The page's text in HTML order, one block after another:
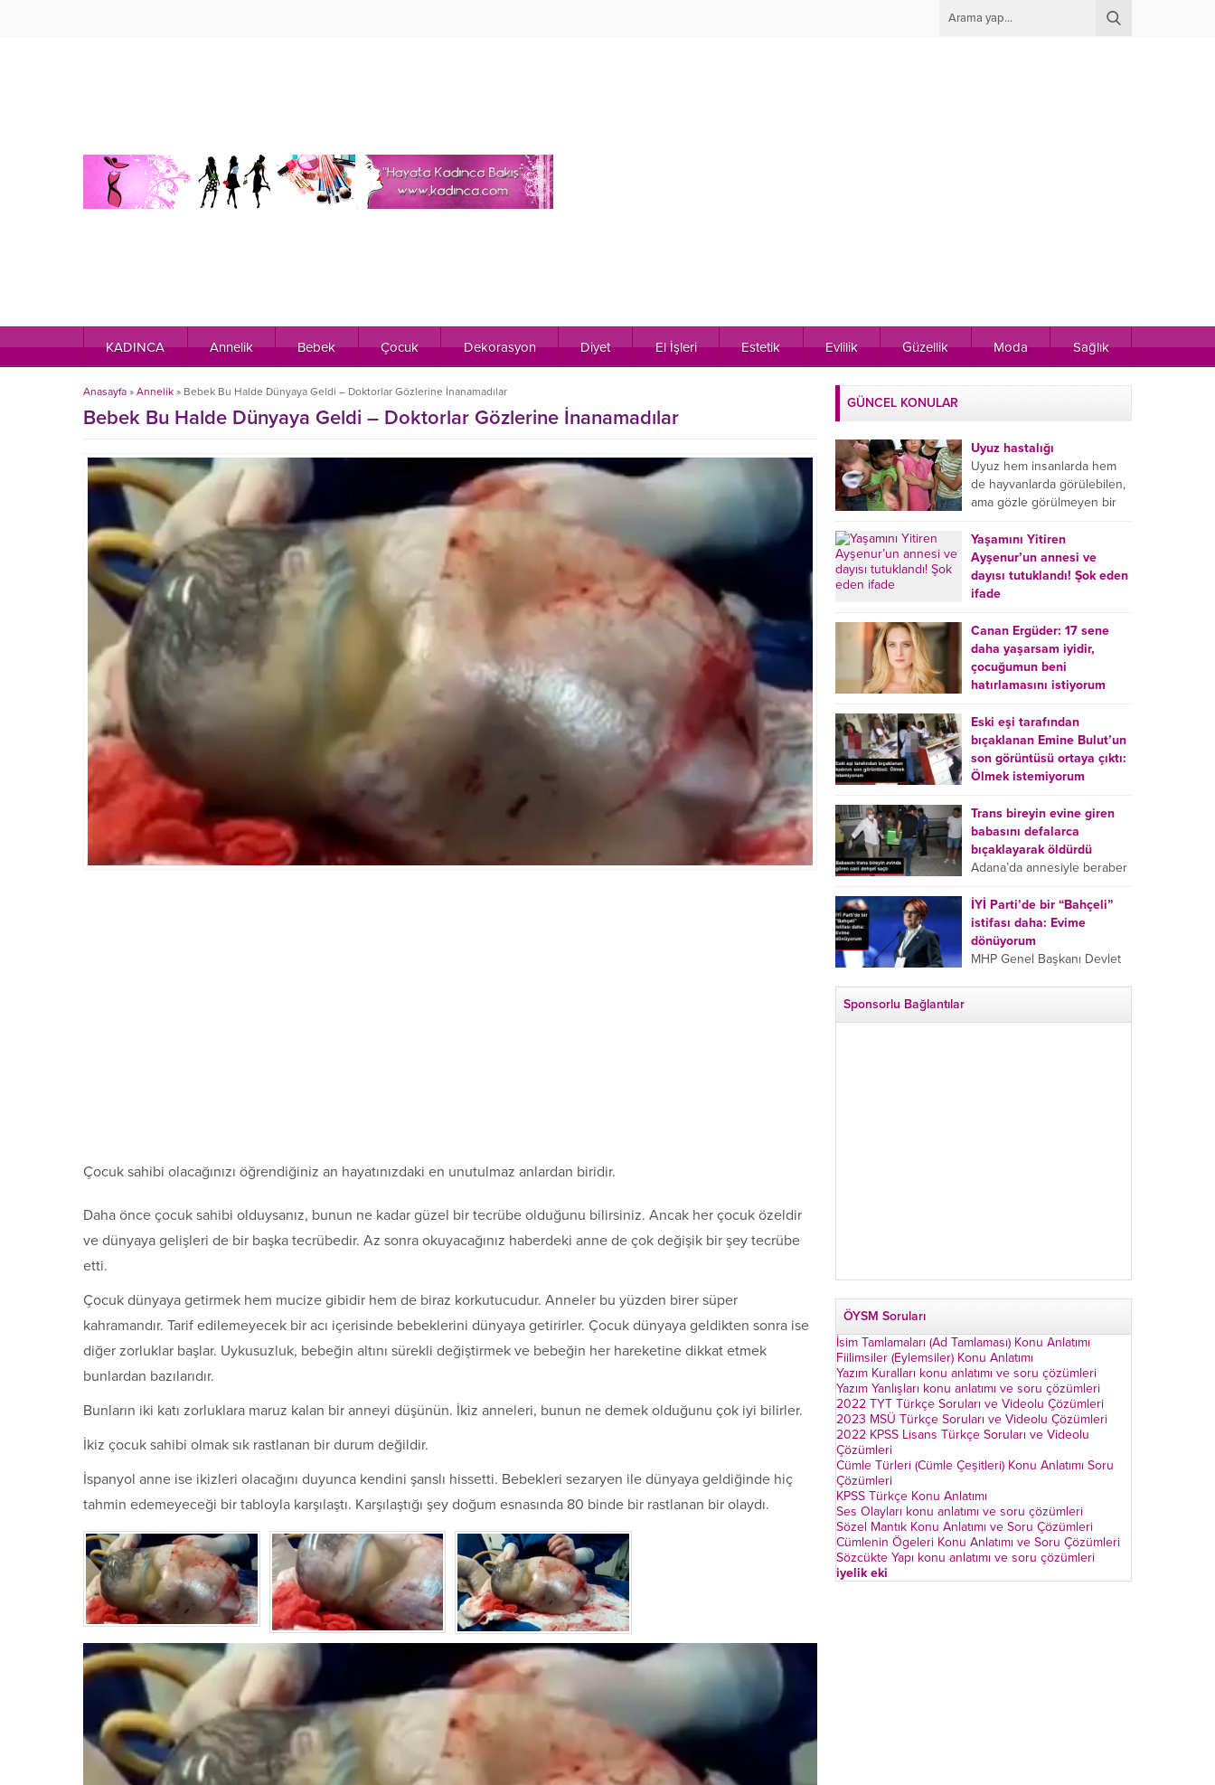
KADINCA Annelik Bebek Çocuk Dekorasyon Diyet El İşleri Estetik Evlilik Güzellik Moda Sağlık
Anasayfa » Annelik » Bebek Bu Halde Dünyaya Geldi – Doktorlar Gözlerine İnanamadılar
Bebek Bu Halde Dünyaya Geldi – Doktorlar Gözlerine İnanamadılar
Çocuk sahibi olacağınızı öğrendiğiniz an hayatınızdaki en unutulmaz anlardan biridir.
Daha önce çocuk sahibi olduysanız, bunun ne kadar güzel bir tecrübe olduğunu bilirsiniz. Ancak her çocuk özeldir
ve dünyaya gelişleri de bir başka tecrübedir. Az sonra okuyacağınız haberdeki anne de çok değişik bir şey tecrübe
etti.
Çocuk dünyaya getirmek hem mucize gibidir hem de biraz korkutucudur. Anneler bu yüzden birer süper
kahramandır. Tarif edilemeyecek bir acı içerisinde bebeklerini dünyaya getirirler. Çocuk dünyaya geldikten sonra ise
diğer zorluklar başlar. Uykusuzluk, bebeğin altını sürekli değiştirmek ve bebeğin her hareketine dikkat etmek
bunlardan bazılarıdır.
Bunların iki katı zorluklara maruz kalan bir anneyi düşünün. İkiz anneleri, bunun ne demek olduğunu çok iyi bilirler.
İkiz çocuk sahibi olmak sık rastlanan bir durum değildir.
İspanyol anne ise ikizleri olacağını duyunca kendini şanslı hissetti. Bebekleri sezaryen ile dünyaya geldiğinde hiç
tahmin edemeyeceği bir tabloyla karşılaştı. Karşılaştığı şey doğum esnasında 80 binde bir rastlanan bir olaydı.
GÜNCEL KONULAR
Uyuz hastalığı
Uyuz hem insanlarda hem
de hayvanlarda görülebilen,
ama gözle görülmeyen bir
tür mikroplu böcek
hastalığıdır. Uyuz hastalığı
(Urticaria), deride veya...
Yaşamını Yitiren
Ayşenur’un annesi ve
dayısı tutuklandı! Şok eden
ifade
Burdur’da yatağında ölü
bulunan Ayşenur Kazık’ın (2)
annesi Kader Karadeniz (23)
ile dayısı Hızır Tunç
Çetinkaya (19) tutuklandı.
Çetinkaya, ifadesinde...
Canan Ergüder: 17 sene
daha yaşarsam iyidir,
çocuğumun beni
hatırlamasını istiyorum
Kanser tedavisi gören ünlü
oyuncu Canan Ergüder,
hastalık sürecini anlattı:
Meme kanserine yakalanan
ünlü oyuncu Canan Ergüder
aklıma ilk ölümün...
Eski eşi tarafından
bıçaklanan Emine Bulut’un
son görüntüsü ortaya çıktı:
Ölmek istemiyorum
Kırıkkale’de eski eşi
tarafından boğazından
bıçaklanan Emine Bulut’un
“Ben ölmek istemiyorum”
demesi ve yanında bulunan
10 yaşındaki kızının “Anne
lütfen...
Trans bireyin evine giren
babasını defalarca
bıçaklayarak öldürdü
Adana’da annesiyle beraber
takip ettiği babasının trans
bireyin evine girdiği gören
cani, babasını vücudunun
çeşitli yerlerinden
bıçaklayarak öldürdü.
İYİ Parti’de bir “Bahçeli”
istifası daha: Evime
dönüyorum
MHP Genel Başkanı Devlet
Sponsorlu Bağlantılar
ÖYSM Soruları
İsim Tamlamaları (Ad Tamlaması) Konu Anlatımı
Fiilimsiler (Eylemsiler) Konu Anlatımı
Yazım Kuralları konu anlatımı ve soru çözümleri
Yazım Yanlışları konu anlatımı ve soru çözümleri
2022 TYT Türkçe Soruları ve Videolu Çözümleri
2023 MSÜ Türkçe Soruları ve Videolu Çözümleri
2022 KPSS Lisans Türkçe Soruları ve Videolu
Çözümleri
Cümle Türleri (Cümle Çeşitleri) Konu Anlatımı Soru
Çözümleri
KPSS Türkçe Konu Anlatımı
Ses Olayları konu anlatımı ve soru çözümleri
Sözel Mantık Konu Anlatımı ve Soru Çözümleri
Cümlenin Ögeleri Konu Anlatımı ve Soru Çözümleri
Sözcükte Yapı konu anlatımı ve soru çözümleri
iyelik eki